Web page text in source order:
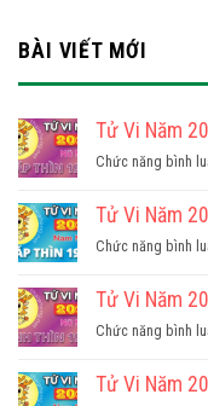
BÀI VIẾT MỚI
Tử Vi Năm
Chức năng bình
Tử Vi Năm
Chức năng bình
Tử Vi Năm
Chức năng bình
Tử Vi Năm